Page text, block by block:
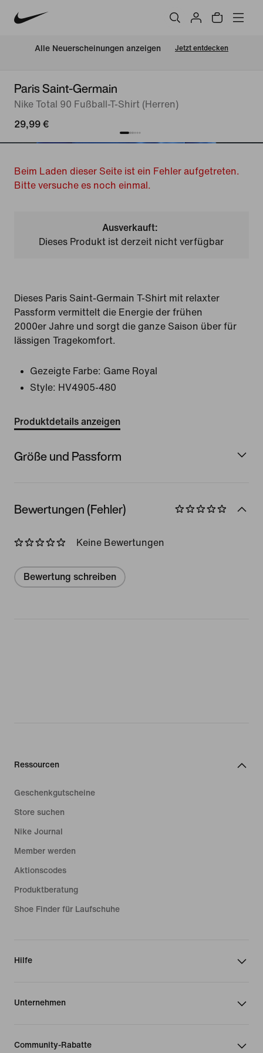
Alle Neuerscheinungen anzeigen Jetzt entdecken
Paris Saint-Germain
Nike Total 90 Fußball-T-Shirt (Herren)
29,99 €
Beim Laden dieser Seite ist ein Fehler aufgetreten.
Bitte versuche es noch einmal.
Ausverkauft:
Dieses Produkt ist derzeit nicht verfügbar
Dieses Paris Saint-Germain T-Shirt mit relaxter
Passform vermittelt die Energie der frühen
2000er Jahre und sorgt die ganze Saison über für
lässigen Tragekomfort.
Gezeigte Farbe: Game Royal
Style: HV4905-480
Produktdetails anzeigen
Größe und Passform
Bewertungen (Fehler)
Keine Bewertungen
Bewertung schreiben
Ressourcen
Geschenkgutscheine
Store suchen
Nike Journal
Member werden
Aktionscodes
Produktberatung
Shoe Finder für Laufschuhe
Hilfe
Unternehmen
Community-Rabatte